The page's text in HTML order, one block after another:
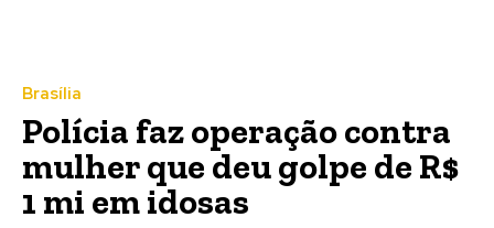
Brasília
Polícia faz operação contra
mulher que deu golpe de R$
1 mi em idosas